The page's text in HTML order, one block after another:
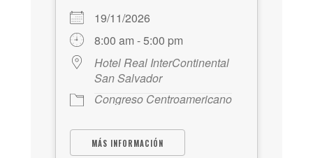
19/11/2026
8:00 am - 5:00 pm
Hotel Real InterContinental
San Salvador
Congreso Centroamericano
MÁS INFORMACIÓN